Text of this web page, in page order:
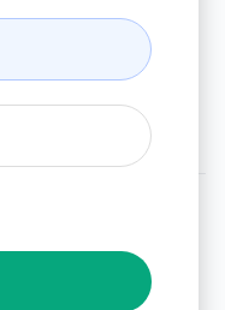
trademarks are the
owners.